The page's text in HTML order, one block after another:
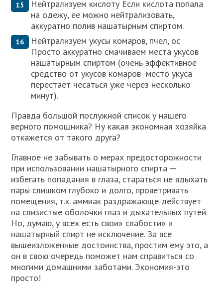
Нейтрализуем кислоту Если кислота попала
на одежу, ее можно нейтрализовать,
аккуратно полив нашатырным спиртом.
Нейтрализуем укусы комаров, пчел, ос
Просто аккуратно смачиваем места укусов
нашатырным спиртом (очень эффективное
средство от укусов комаров -место укуса
перестает чесаться уже через несколько
минут).
Правда большой послужной список у нашего
верного помощника? Ну какая экономная хозяйка
откажется от такого друга?
Главное не забывать о мерах предосторожности
при использовании нашатырного спирта —
избегать попадания в глаза, стараться не вдыхать
пары слишком глубоко и долго, проветривать
помещения, т.к. аммиак раздражающе действует
на слизистые оболочки глаз и дыхательных путей.
Но, думаю, у всех есть свои» слабости» и
нашатырный спирт не исключение. За все
вышеизложенные достоинства, простим ему это, а
он в свою очередь поможет нам справиться со
многими домашними заботами. Экономия-это
просто!